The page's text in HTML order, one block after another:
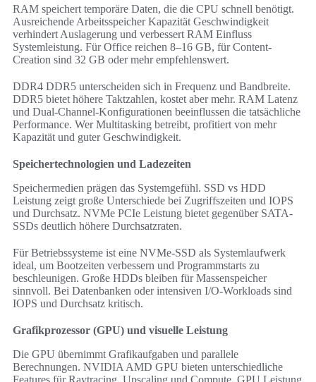
RAM speichert temporäre Daten, die die CPU schnell benötigt.
Ausreichende Arbeitsspeicher Kapazität Geschwindigkeit
verhindert Auslagerung und verbessert RAM Einfluss
Systemleistung. Für Office reichen 8–16 GB, für Content-
Creation sind 32 GB oder mehr empfehlenswert.
DDR4 DDR5 unterscheiden sich in Frequenz und Bandbreite.
DDR5 bietet höhere Taktzahlen, kostet aber mehr. RAM Latenz
und Dual-Channel-Konfigurationen beeinflussen die tatsächliche
Performance. Wer Multitasking betreibt, profitiert von mehr
Kapazität und guter Geschwindigkeit.
Speichertechnologien und Ladezeiten
Speichermedien prägen das Systemgefühl. SSD vs HDD
Leistung zeigt große Unterschiede bei Zugriffszeiten und IOPS
und Durchsatz. NVMe PCIe Leistung bietet gegenüber SATA-
SSDs deutlich höhere Durchsatzraten.
Für Betriebssysteme ist eine NVMe-SSD als Systemlaufwerk
ideal, um Bootzeiten verbessern und Programmstarts zu
beschleunigen. Große HDDs bleiben für Massenspeicher
sinnvoll. Bei Datenbanken oder intensiven I/O-Workloads sind
IOPS und Durchsatz kritisch.
Grafikprozessor (GPU) und visuelle Leistung
Die GPU übernimmt Grafikaufgaben und parallele
Berechnungen. NVIDIA AMD GPU bieten unterschiedliche